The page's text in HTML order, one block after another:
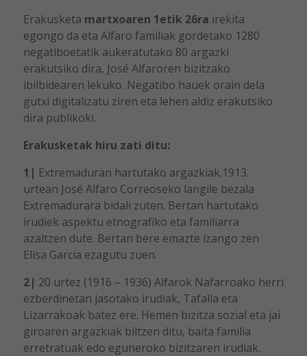
Erakusketa martxoaren 1etik 26ra irekita
egongo da eta Alfaro familiak gordetako 1280
negatiboetatik aukeratutako 80 argazki
erakutsiko dira, José Alfaroren bizitzako
ibilbidearen lekuko. Negatibo hauek orain dela
gutxi digitalizatu ziren eta lehen aldiz erakutsiko
dira publikoki.
Erakusketak hiru zati ditu:
1| Extremaduran hartutako argazkiak.1913.
urtean José Alfaro Correoseko langile bezala
Extremadurara bidali zuten. Bertan hartutako
irudiek aspektu etnografiko eta familiarra
azaltzen dute. Bertan bere emazte izango zen
Elisa García ezagutu zuen.
2| 20 urtez (1916 – 1936) Alfarok Nafarroako herri
ezberdinetan jasotako irudiak, Tafalla eta
Lizarrakoak batez ere. Hemen bizitza sozial eta jai
giroaren argazkiak biltzen ditu, baita familia
erretratuak edo eguneroko bizitzaren irudiak.